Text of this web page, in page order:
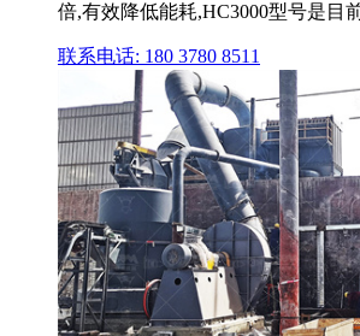
倍,有效降低能耗,HC3000型号是目
联系电话: 180 3780 8511